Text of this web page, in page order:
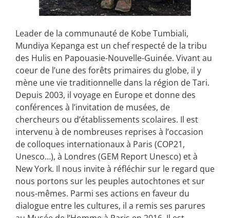
Leader de la communauté de Kobe Tumbiali,
Mundiya Kepanga est un chef respecté de la tribu
des Hulis en Papouasie-Nouvelle-Guinée. Vivant au
coeur de l’une des forêts primaires du globe, il y
mène une vie traditionnelle dans la région de Tari.
Depuis 2003, il voyage en Europe et donne des
conférences à l’invitation de musées, de
chercheurs ou d’établissements scolaires. Il est
intervenu à de nombreuses reprises à l’occasion
de colloques internationaux à Paris (COP21,
Unesco…), à Londres (GEM Report Unesco) et à
New York. Il nous invite à réfléchir sur le regard que
nous portons sur les peuples autochtones et sur
nous-mêmes. Parmi ses actions en faveur du
dialogue entre les cultures, il a remis ses parures